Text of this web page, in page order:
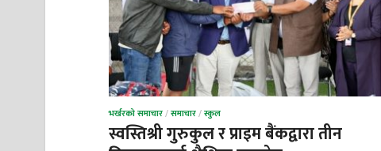
भर्खरको समाचार/समाचार/स्कुल
स्वस्तिश्री गुरुकुल र प्राइम बैंकद्वारा तीन